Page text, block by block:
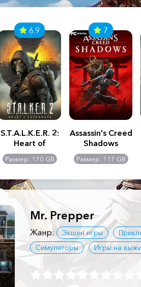
6.9
S.T.A.L.K.E.R. 2:
Heart of
Chernobyl -
Ultimate Edition
Размер: 170 GB
7
Assassin's Creed
Shadows
Размер: 117 GB
Mr. Prepper
Жанр: Экшен игры
Симуляторы
Игры на